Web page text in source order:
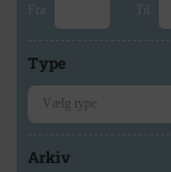
Fra Til
Type
Arkiv